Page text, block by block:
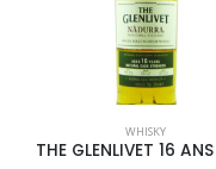
WHISKY